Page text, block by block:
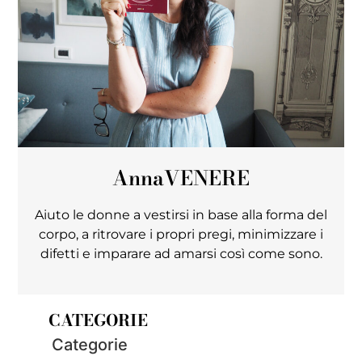
AnnaVENERE
Aiuto le donne a vestirsi in base alla forma del
corpo, a ritrovare i propri pregi, minimizzare i
difetti e imparare ad amarsi così come sono.
CATEGORIE
Categorie